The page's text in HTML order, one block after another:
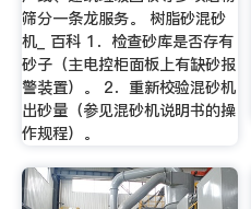
筛分一条龙服务。 树脂砂混砂
机_ 百科 1．检查砂库是否存有
砂子（主电控柜面板上有缺砂报
警装置）。 2．重新校验混砂机
出砂量（参见混砂机说明书的操
作规程）。